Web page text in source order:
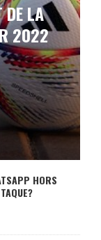
DE LA
2022
HORS